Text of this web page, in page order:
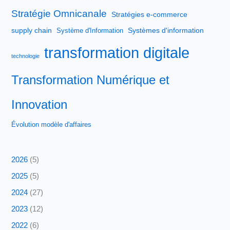
Stratégie Omnicanale
Stratégies e-commerce
supply chain
Système d'Information Systèmes d'information
technologie transformation digitale
Transformation Numérique et
Innovation
Évolution modèle d'affaires
2026 (5)
2025 (5)
2024 (27)
2023 (12)
2022 (6)